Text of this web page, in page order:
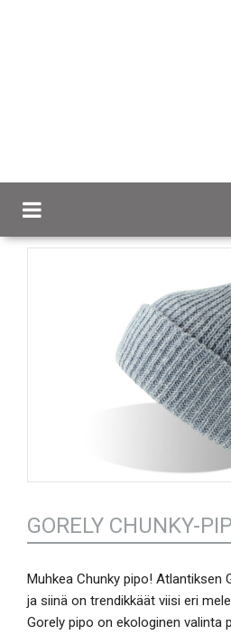
GORELY CHUNKY-
Muhkea Chunky pipo! Atlantiksen
ja siinä on trendikkäät viisi eri
Gorely pipo on ekologinen valinta